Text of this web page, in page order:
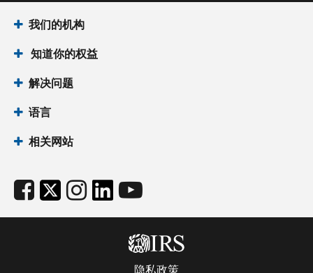
我们的机构
知道你的权益
解决问题
语言
相关网站
隐私政策